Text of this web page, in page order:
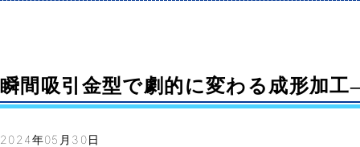
瞬間吸引金型で劇的に変わる成形加工
2024年05月30日